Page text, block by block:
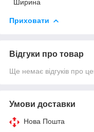
Ширина
Приховати
Відгуки про товар
Ще немає відгуків про
Умови доставки
Нова Пошта